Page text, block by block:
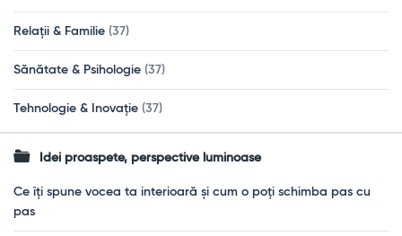
Relații & Familie (37)
Sănătate & Psihologie (37)
Tehnologie & Inovație (37)
Idei proaspete, perspective luminoase
Ce îți spune vocea ta interioară și cum o poți schimba pas cu
pas